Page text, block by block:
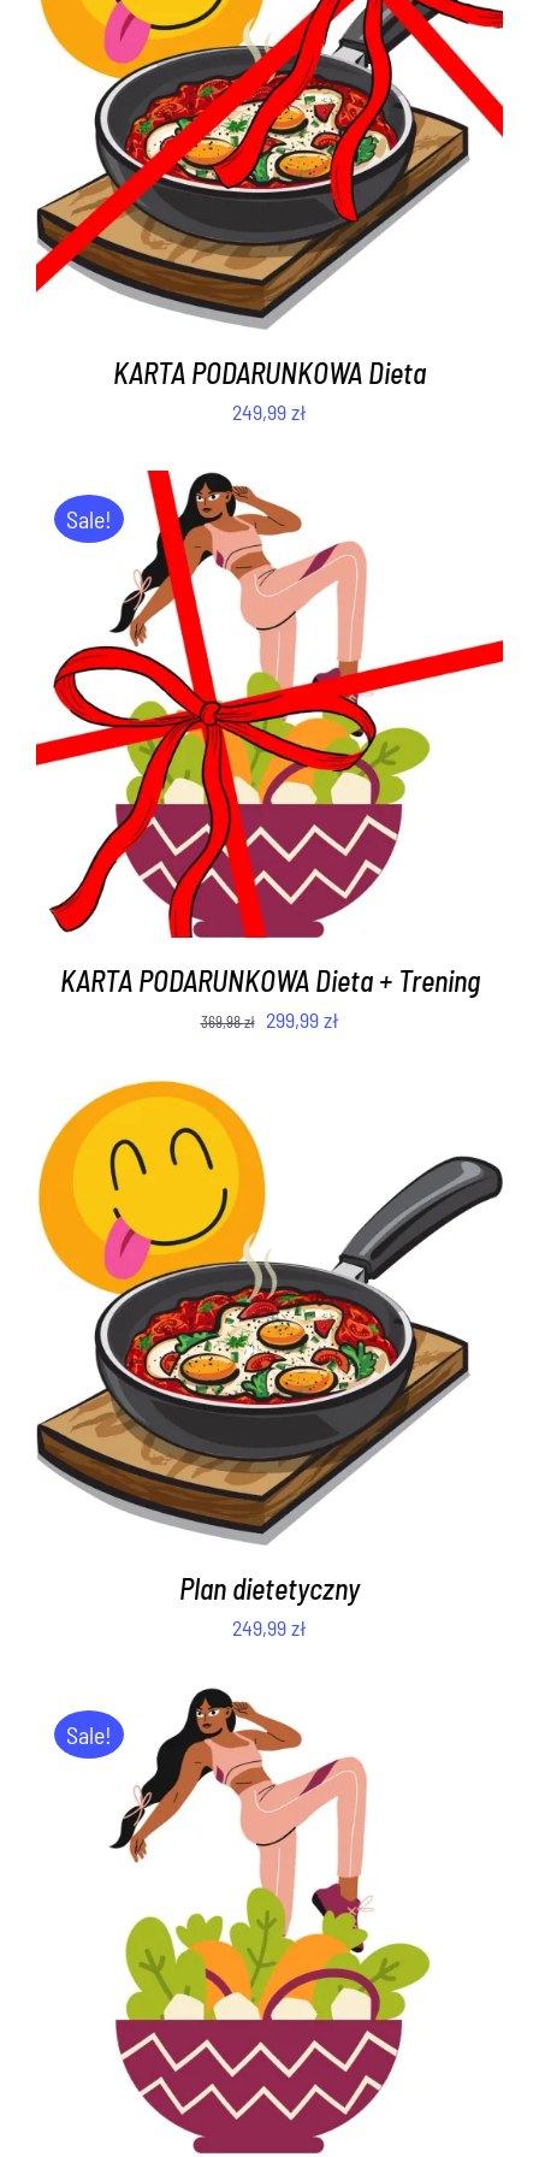
DODAJ DO KOSZYKA /
SZCZEGÓŁY
KARTA PODARUNKOWA Dieta
249,99zł
Sale!
DODAJ DO KOSZYKA
/
SZCZEGÓŁY
KARTA PODARUNKOWA Dieta + Trening
369,98zł
Pierwotna
299,99złAktualna
DODAJ DO KOSZYKA /
SZCZEGÓŁY
Plan dietetyczny
249,99zł
Sale!
DODAJ DO KOSZYKA /
SZCZEGÓŁY